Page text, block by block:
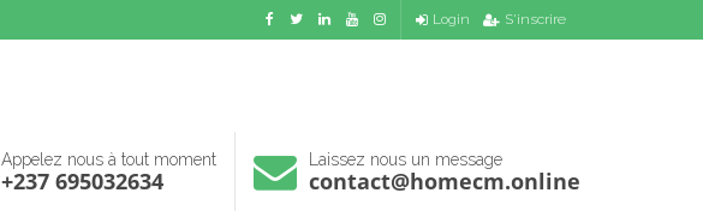
Login S'inscrire
Appelez nous à tout moment
+237 695032634
Laissez nous un message
contact@homecm.online